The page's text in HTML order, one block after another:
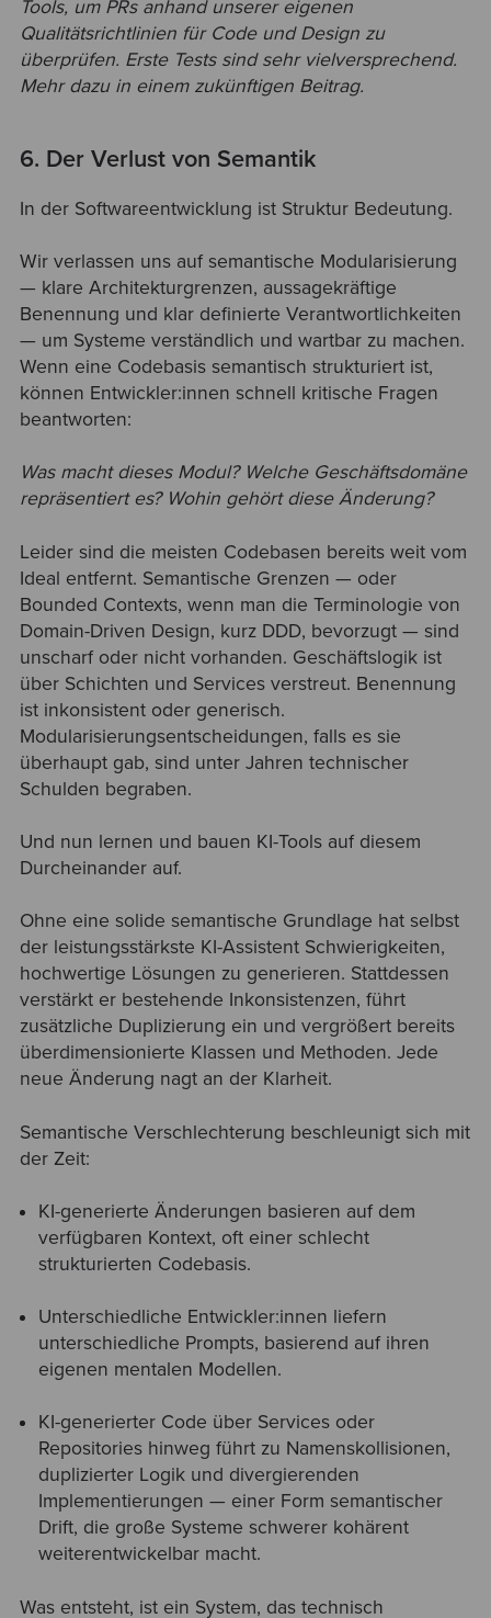
Tools, um PRs anhand unserer eigenen
Qualitätsrichtlinien für Code und Design zu
überprüfen. Erste Tests sind sehr vielversprechend.
Mehr dazu in einem zukünftigen Beitrag.
6. Der Verlust von Semantik
In der Softwareentwicklung ist Struktur Bedeutung.
Wir verlassen uns auf semantische Modularisierung
— klare Architekturgrenzen, aussagekräftige
Benennung und klar definierte Verantwortlichkeiten
— um Systeme verständlich und wartbar zu machen.
Wenn eine Codebasis semantisch strukturiert ist,
können Entwickler:innen schnell kritische Fragen
beantworten:
Was macht dieses Modul? Welche Geschäftsdomäne
repräsentiert es? Wohin gehört diese Änderung?
Leider sind die meisten Codebasen bereits weit vom
Ideal entfernt. Semantische Grenzen — oder
Bounded Contexts, wenn man die Terminologie von
Domain-Driven Design, kurz DDD, bevorzugt — sind
unscharf oder nicht vorhanden. Geschäftslogik ist
über Schichten und Services verstreut. Benennung
ist inkonsistent oder generisch.
Modularisierungsentscheidungen, falls es sie
überhaupt gab, sind unter Jahren technischer
Schulden begraben.
Und nun lernen und bauen KI-Tools auf diesem
Durcheinander auf.
Ohne eine solide semantische Grundlage hat selbst
der leistungsstärkste KI-Assistent Schwierigkeiten,
hochwertige Lösungen zu generieren. Stattdessen
verstärkt er bestehende Inkonsistenzen, führt
zusätzliche Duplizierung ein und vergrößert bereits
überdimensionierte Klassen und Methoden. Jede
neue Änderung nagt an der Klarheit.
Semantische Verschlechterung beschleunigt sich mit
der Zeit:
KI-generierte Änderungen basieren auf dem
verfügbaren Kontext, oft einer schlecht
strukturierten Codebasis.
Unterschiedliche Entwickler:innen liefern
unterschiedliche Prompts, basierend auf ihren
eigenen mentalen Modellen.
KI-generierter Code über Services oder
Repositories hinweg führt zu Namenskollisionen,
duplizierter Logik und divergierenden
Implementierungen — einer Form semantischer
Drift, die große Systeme schwerer kohärent
weiterentwickelbar macht.
Was entsteht, ist ein System, das technisch